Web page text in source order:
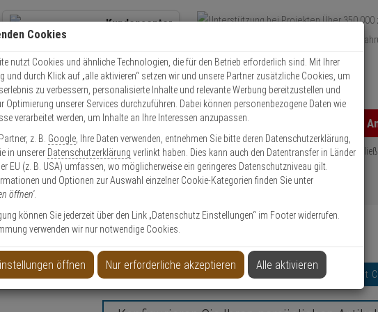
Kundencenter
Kontaktservice nutzen
Mo. - Do.: 8:00 - 16:30 Fr. 8:00 - 14:00 Uhr
Über
Über 15 Jahre
Schneller Versand
Zutritt Einbruch
Schließzylinder Schlüssel Nachmachen WILKA Carat S1 Nachschlüssel für
für Schließanlage
Mit
Cookies
nutzt Cookies und ähnliche Technologien, die für den Betrieb erforderlich sind. Mit Ihrer
und durch Klick auf „alle aktivieren“ setzen wir und unsere Partner zusätzliche Cookies, um
zu verbessern, personalisierte Inhalte und relevante Werbung bereitzustellen und
Optimierung unserer Services durchzuführen. Dabei können personenbezogene Daten wie
verarbeitet werden, um Inhalte an Ihre Interessen anzupassen.
z. B. Google , Ihre Daten verwenden, entnehmen Sie bitte deren Datenschutzerklärung,
in unserer Datenschutzerklärung verlinkt haben. Dies kann auch den Datentransfer in Länder
EU (z. B. USA) umfassen, wo möglicherweise ein geringeres Datenschutzniveau gilt.
und Optionen zur Auswahl einzelner Cookie-Kategorien finden Sie unter
öffnen'.
können Sie jederzeit über den Link „Datenschutz Einstellungen“ im Footer widerrufen.
verwenden wir nur notwendige Cookies.
öffnen Nur erforderliche akzeptieren Alle aktivieren